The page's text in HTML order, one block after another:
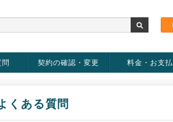
契約の確認・変更 料金・お支払
くある質問